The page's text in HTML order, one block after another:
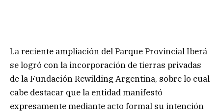
La reciente ampliación del Parque Provincial Iberá
se logró con la incorporación de tierras privadas
de la Fundación Rewilding Argentina, sobre lo cual
cabe destacar que la entidad manifestó
expresamente mediante acto formal su intención